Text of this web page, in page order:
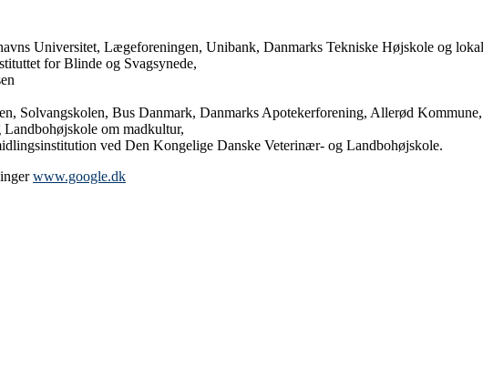
Universitet, Lægeforeningen, Unibank, Danmarks Tekniske Højskole og
for Blinde og Svagsynede,
Solvangskolen, Bus Danmark, Danmarks Apotekerforening, Allerød Kommune,
om madkultur,
ved Den Kongelige Danske Veterinær- og Landbohøjskole.
www.google.dk